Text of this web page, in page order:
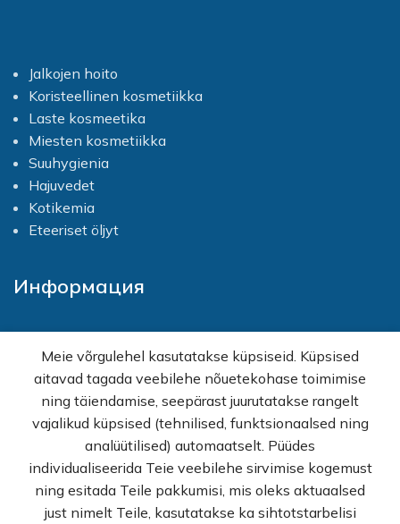
Jalkojen hoito
Koristeellinen kosmetiikka
Laste kosmeetika
Miesten kosmetiikka
Suuhygienia
Hajuvedet
Kotikemia
Eteeriset öljyt
Информация
Shop
Kampanjat
Tukku
Apua ostoksia varten
Tietosuojakäytäntö
Myyntiehdot
Ota yhteyttä
Meie võrgulehel kasutatakse küpsiseid. Küpsised
aitavad tagada veebilehe nõuetekohase toimimise
ning täiendamise, seepärast juurutatakse rangelt
vajalikud küpsised (tehnilised, funktsionaalsed ning
analüütilised) automaatselt. Püüdes
individualiseerida Teie veebilehe sirvimise kogemust
ning esitada Teile pakkumisi, mis oleks aktuaalsed
just nimelt Teile, kasutatakse ka sihtotstarbelisi